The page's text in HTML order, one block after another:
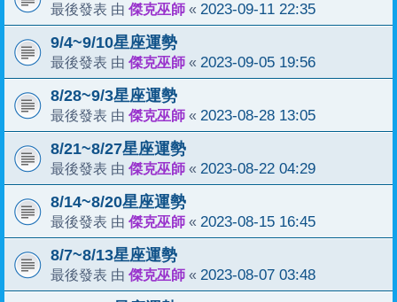
最後發表 由 傑克巫師 « 2023-09-11 22:35
9/4~9/10星座運勢
最後發表 由 傑克巫師 « 2023-09-05 19:56
8/28~9/3星座運勢
最後發表 由 傑克巫師 « 2023-08-28 13:05
8/21~8/27星座運勢
最後發表 由 傑克巫師 « 2023-08-22 04:29
8/14~8/20星座運勢
最後發表 由 傑克巫師 « 2023-08-15 16:45
8/7~8/13星座運勢
最後發表 由 傑克巫師 « 2023-08-07 03:48